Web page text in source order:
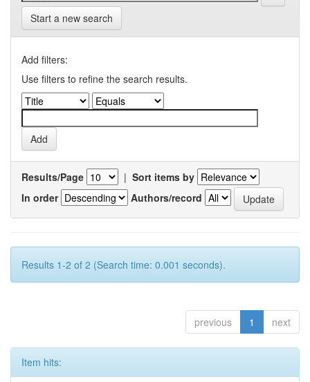
Start a new search
Add filters:
Use filters to refine the search results.
Results/Page | Sort items by
In order
Authors/record
Results 1-2 of 2 (Search time: 0.001 seconds).
previous 1 next
Item hits: